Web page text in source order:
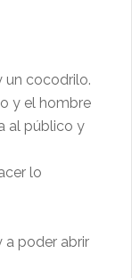
un cocodrilo.
y el hombre
al público y
lo
a poder abrir